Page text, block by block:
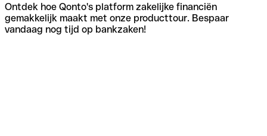
Ontdek hoe Qonto's platform zakelijke financiën
gemakkelijk maakt met onze producttour. Bespaar
vandaag nog tijd op bankzaken!